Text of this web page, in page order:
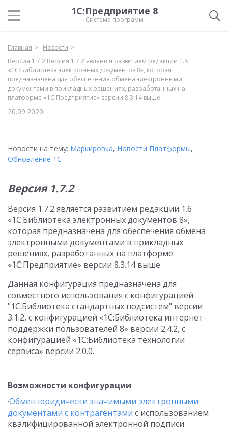
1С:Предприятие 8
Система программ
Главная
Новости
Версия 1.7.2 Версия 1.7.2 является развитием редакции 1.6
«1С:Библиотека электронных документов 8», которая
предназначена для обеспечения обмена электронными
документами в прикладных решениях, разработанных на
платформе «1С:Предприятие» версии 8.3.14 выше
20.09.2020
Новости на тему: Маркировка, Новости Платформы,
Обновление 1С
Версия 1.7.2
Версия 1.7.2 является развитием редакции 1.6
«1С:Библиотека электронных документов 8»,
которая предназначена для обеспечения обмена
электронными документами в прикладных
решениях, разработанных на платформе
«1С:Предприятие» версии 8.3.14 выше.
Данная конфигурация предназначена для
совместного использования с конфигурацией
"1С:Библиотека стандартных подсистем" версии
3.1.2, с конфигурацией «1С:Библиотека интернет-
поддержки пользователей 8» версии 2.4.2, с
конфигурацией «1С:Библиотека технологии
сервиса» версии 2.0.0.
Возможности конфигурации
·Обмен юридически значимыми электронными
документами с контрагентами с использованием
квалифицированной электронной подписи.